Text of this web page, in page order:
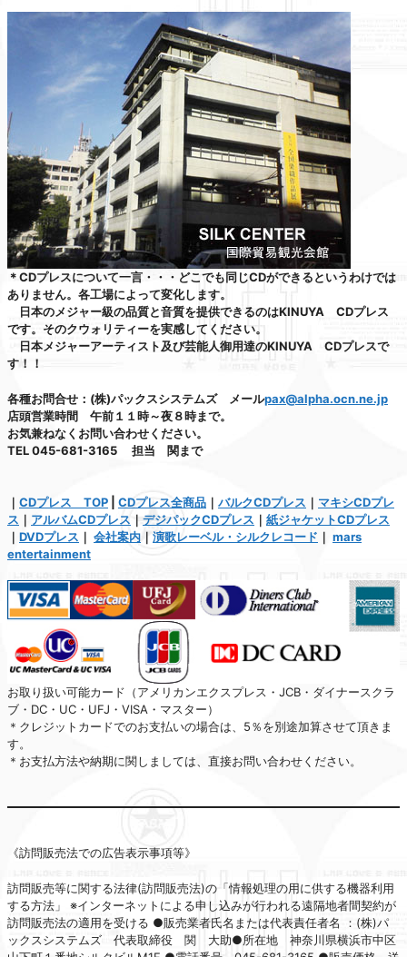
＊CDプレスについて一言・・・どこでも同じCDができるというわけでは
ありません。各工場によって変化します。
日本のメジャー級の品質と音質を提供できるのはKINUYA CDプレス
です。そのクウォリティーを実感してください。
日本メジャーアーティスト及び芸能人御用達のKINUYA CDプレスで
す！！
各種お問合せ：(株)パックスシステムズ メールpax@alpha.ocn.ne.jp
店頭営業時間 午前１１時～夜８時まで。
お気兼ねなくお問い合わせください。
TEL 045-681-3165 担当 関まで
｜ CDプレス TOP CDプレス全商品 ｜ バルクCDプレス ｜ マキシCDプレ
ス ｜ アルバムCDプレス ｜ デジパックCDプレス ｜ 紙ジャケットCDプレス
｜ DVDプレス ｜ 会社案内 ｜ 演歌レーベル・シルクレコード ｜ mars
entertainment
お取り扱い可能カード（アメリカンエクスプレス・JCB・ダイナースクラ
ブ・DC・UC・UFJ・VISA・マスター）
＊クレジットカードでのお支払いの場合は、5％を別途加算させて頂きま
す。
＊お支払方法や納期に関しましては、直接お問い合わせください。
《訪問販売法での広告表示事項等》
訪問販売等に関する法律(訪問販売法)の「情報処理の用に供する機器利用
する方法」 ※インターネットによる申し込みが行われる遠隔地者間契約が
訪問販売法の適用を受ける ●販売業者氏名または代表責任者名 ：(株)パ
ックスシステムズ 代表取締役 関 大助●所在地 神奈川県横浜市中区